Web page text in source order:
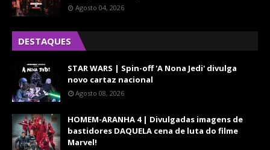
Agosto 04, 2026
DESTAQUES
STAR WARS | Spin-off 'A Nona Jedi' divulga
novo cartaz nacional
Agosto 08, 2026
HOMEM-ARANHA 4 | Divulgadas imagens de
bastidores DAQUELA cena de luta do filme
Marvel!